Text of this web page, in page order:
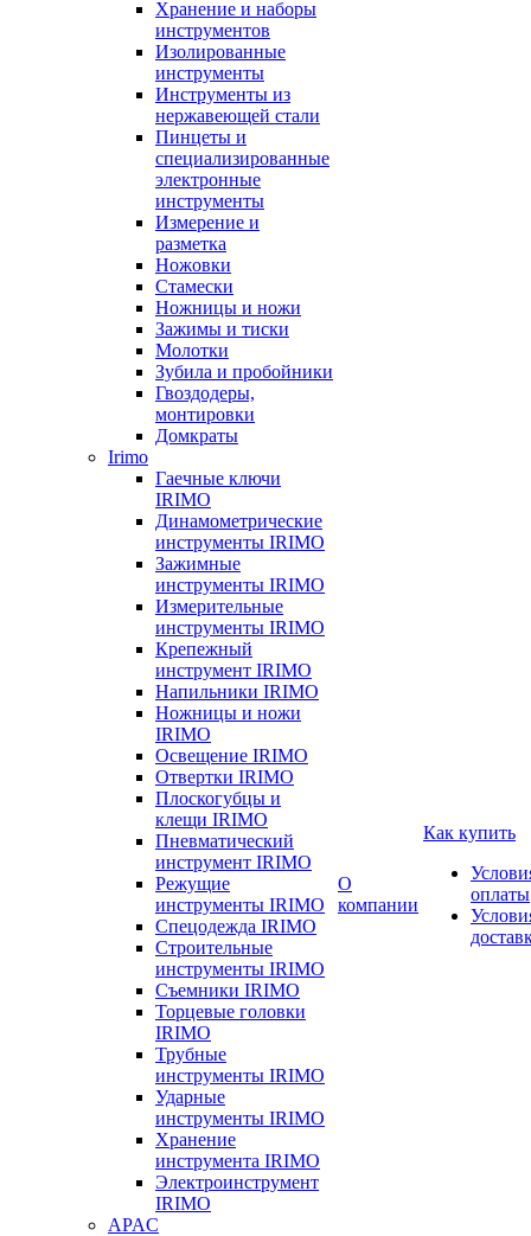
Хранение и наборы
инструментов
Изолированные
инструменты
Инструменты из
нержавеющей стали
Пинцеты и
специализированные
электронные
инструменты
Измерение и
разметка
Ножовки
Стамески
Ножницы и ножи
Зажимы и тиски
Молотки
Зубила и пробойники
Гвоздодеры,
монтировки
Домкраты
Irimo
Гаечные ключи
IRIMO
Динамометрические
инструменты IRIMO
Зажимные
инструменты IRIMO
Измерительные
инструменты IRIMO
Крепежный
инструмент IRIMO
Напильники IRIMO
Ножницы и ножи
IRIMO
Освещение IRIMO
Отвертки IRIMO
Плоскогубцы и
клещи IRIMO
Пневматический
инструмент IRIMO
Режущие
инструменты IRIMO
Спецодежда IRIMO
Строительные
инструменты IRIMO
Съемники IRIMO
Торцевые головки
IRIMO
Трубные
инструменты IRIMO
Ударные
инструменты IRIMO
Хранение
инструмента IRIMO
Электроинструмент
IRIMO
APAC
О
компании
Как купить
оплаты